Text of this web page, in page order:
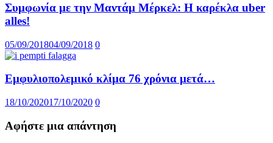
Συμφωνία με την Μαντάμ Μέρκελ: Η καρέκλα uber
alles!
05/09/201804/09/2018 0
Εμφυλιοπολεμικό κλίμα 76 χρόνια μετά…
18/10/202017/10/2020 0
Αφήστε μια απάντηση